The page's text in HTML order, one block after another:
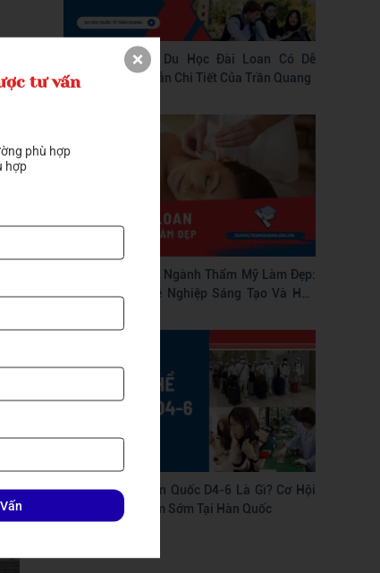
từ
lên
và
– 4
nhất
kế
và
tư
Tự Làm Hồ Sơ Du Học Đài Loan Có Dễ
Không? Hướng Dẫn Chi Tiết Của Trần Quang
Du Học Đài Loan Ngành Thẩm Mỹ Làm Đẹp:
Con Đường Nghề Nghiệp Sáng Tạo Và Hấp
Du Học Nghề Hàn Quốc D4-6 Là Gì? Cơ Hội
Học Nhanh – Làm Sớm Tại Hàn Quốc
tư vấn
phù hợp
hợp